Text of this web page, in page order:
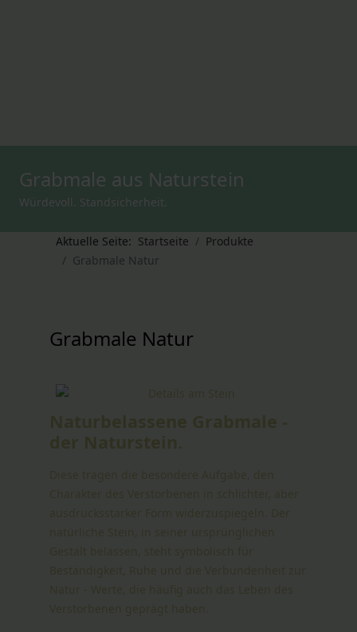
Grabmale aus Naturstein
Würdevoll. Standsicherheit.
Aktuelle Seite: Startseite
Produkte
Grabmale Natur
Grabmale Natur
Naturbelassene Grabmale -
der Naturstein.
Diese tragen die besondere Aufgabe, den
Charakter des Verstorbenen in schlichter, aber
ausdrucksstarker Form widerzuspiegeln. Der
natürliche Stein, in seiner ursprünglichen
Gestalt belassen, steht symbolisch für
Beständigkeit, Ruhe und die Verbundenheit zur
Natur - Werte, die häufig auch das Leben des
Verstorbenen geprägt haben.